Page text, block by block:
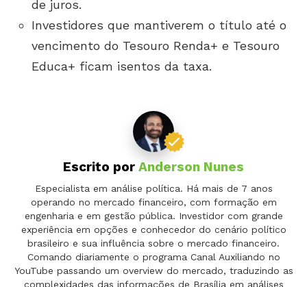
de juros.
Investidores que mantiverem o título até o
vencimento do Tesouro Renda+ e Tesouro
Educa+ ficam isentos da taxa.
Escrito por Anderson Nunes
Especialista em análise política. Há mais de 7 anos
operando no mercado financeiro, com formação em
engenharia e em gestão pública. Investidor com grande
experiência em opções e conhecedor do cenário político
brasileiro e sua influência sobre o mercado financeiro.
Comando diariamente o programa Canal Auxiliando no
YouTube passando um overview do mercado, traduzindo as
complexidades das informações de Brasília em análises